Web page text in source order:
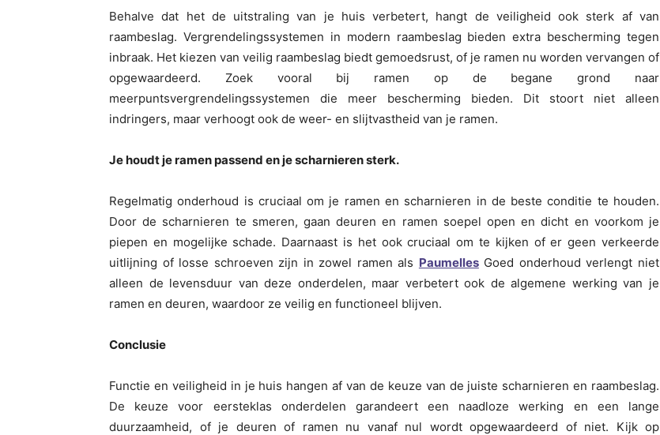
Behalve dat het de uitstraling van je huis verbetert, hangt de veiligheid ook sterk af van
raambeslag. Vergrendelingssystemen in modern raambeslag bieden extra bescherming tegen
inbraak. Het kiezen van veilig raambeslag biedt gemoedsrust, of je ramen nu worden vervangen of
opgewaardeerd. Zoek vooral bij ramen op de begane grond naar
meerpuntsvergrendelingssystemen die meer bescherming bieden. Dit stoort niet alleen
indringers, maar verhoogt ook de weer- en slijtvastheid van je ramen.
Je houdt je ramen passend en je scharnieren sterk.
Regelmatig onderhoud is cruciaal om je ramen en scharnieren in de beste conditie te houden.
Door de scharnieren te smeren, gaan deuren en ramen soepel open en dicht en voorkom je
piepen en mogelijke schade. Daarnaast is het ook cruciaal om te kijken of er geen verkeerde
uitlijning of losse schroeven zijn in zowel ramen als PaumellesGoed onderhoud verlengt niet
alleen de levensduur van deze onderdelen, maar verbetert ook de algemene werking van je
ramen en deuren, waardoor ze veilig en functioneel blijven.
Conclusie
Functie en veiligheid in je huis hangen af van de keuze van de juiste scharnieren en raambeslag.
De keuze voor eersteklas onderdelen garandeert een naadloze werking en een lange
duurzaamheid, of je deuren of ramen nu vanaf nul wordt opgewaardeerd of niet. Kijk op